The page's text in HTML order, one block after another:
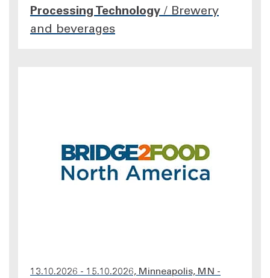
Processing Technology / Brewery
and beverages
13.10.2026 - 15.10.2026, Minneapolis, MN -